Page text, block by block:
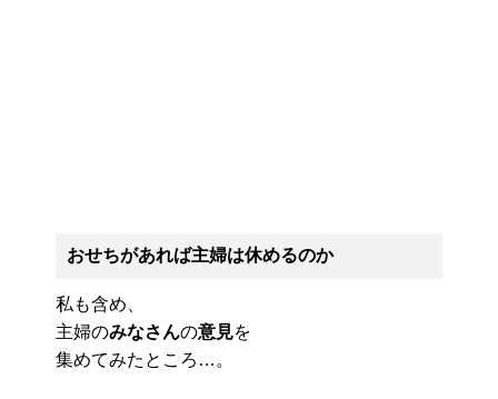
おせちがあれば主婦は休めるのか
私も含め、
主婦のみなさんの意見を
集めてみたところ…。